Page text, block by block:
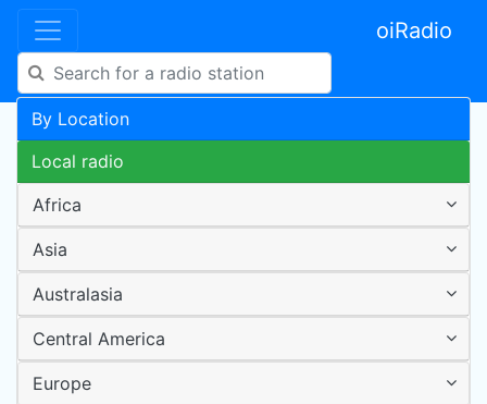
oiRadio
By Location
Local radio
Africa
Asia
Australasia
Central America
Europe